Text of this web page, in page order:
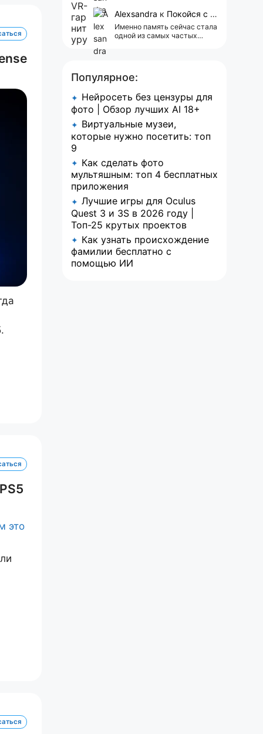
реклама 😢
Alexsandra к Покойся с миром, Character.AI. Тебя убили собственные разработчики
Именно память сейчас стала
одной из самых частых
Популярное:
✦ Нейросеть без цензуры для
фото | Обзор лучших AI 18+
✦ Виртуальные музеи,
которые нужно посетить: топ
9
✦ Как сделать фото
мультяшным: топ 4 бесплатных
приложения
✦ Лучшие игры для Oculus
Quest 3 и 3S в 2026 году |
Топ-25 крутых проектов
✦ Как узнать происхождение
фамилии бесплатно с
помощью ИИ